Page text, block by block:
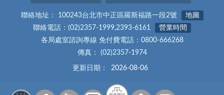
聯絡地址： 100243台北市中正區羅斯福路一段2號
地圖
聯絡電話：(02)2357-1999,2393-6161
營業時間
各局處室諮詢專線 免付費電話：0800-666268
傳真： (02)2357-1974
更新日期： 2026-08-06